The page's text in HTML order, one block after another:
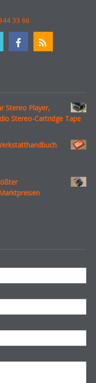
33 66
Stereo Player,
Stereo-Cartridge Tape